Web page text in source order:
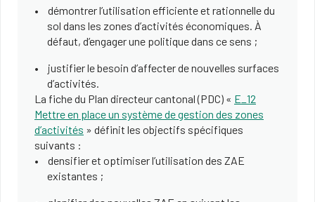
démontrer l’utilisation efficiente et rationnelle du
sol dans les zones d’activités économiques. À
défaut, d’engager une politique dans ce sens ;
justifier le besoin d’affecter de nouvelles surfaces
d’activités.
La fiche du Plan directeur cantonal (PDC) « E_12
Mettre en place un système de gestion des zones
d’activités » définit les objectifs spécifiques
suivants :
densifier et optimiser l’utilisation des ZAE
existantes ;